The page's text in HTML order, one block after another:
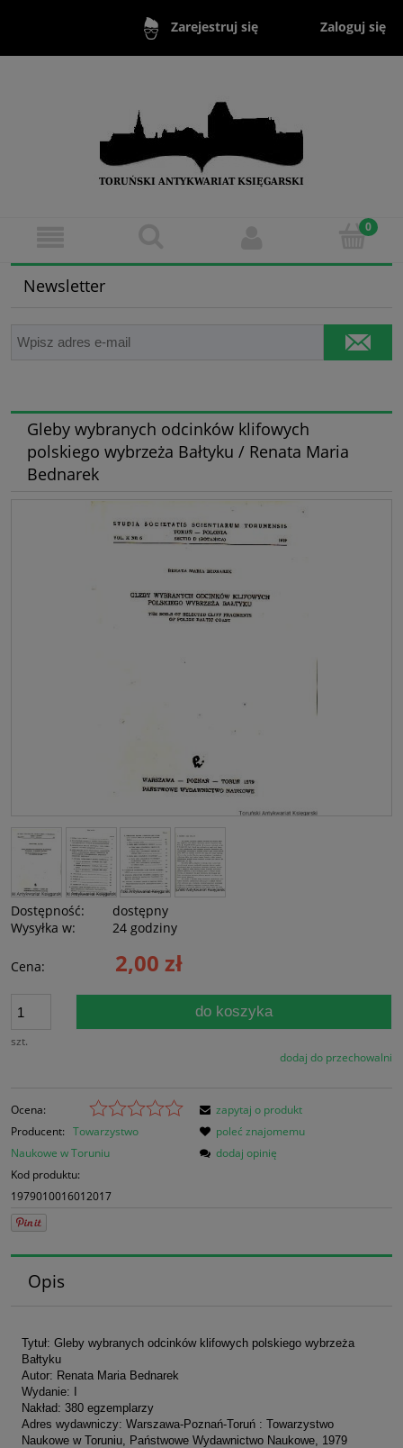
Zarejestruj się Zaloguj się
Newsletter
Gleby wybranych odcinków klifowych
polskiego wybrzeża Bałtyku / Renata Maria
Bednarek
Dostępność:
dostępny
Wysyłka w:
24 godziny
Cena: 2,00 zł
szt.
do koszyka
dodaj do przechowalni
Ocena:
Producent: Towarzystwo
Naukowe w Toruniu
Kod produktu:
1979010016012017
zapytaj o produkt
poleć znajomemu
dodaj opinię
Opis
Tytuł: Gleby wybranych odcinków klifowych polskiego wybrzeża
Bałtyku
Autor: Renata Maria Bednarek
Wydanie: I
Nakład: 380 egzemplarzy
Adres wydawniczy: Warszawa-Poznań-Toruń : Towarzystwo
Naukowe w Toruniu, Państwowe Wydawnictwo Naukowe, 1979